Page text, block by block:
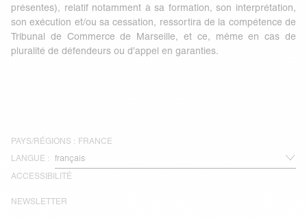
présentes), relatif notamment à sa formation, son interprétation,
son exécution et/ou sa cessation, ressortira de la compétence de
Tribunal de Commerce de Marseille, et ce, même en cas de
pluralité de défendeurs ou d’appel en garanties.
PAYS/RÉGIONS : FRANCE
LANGUE :
ACCESSIBILITÉ
NEWSLETTER